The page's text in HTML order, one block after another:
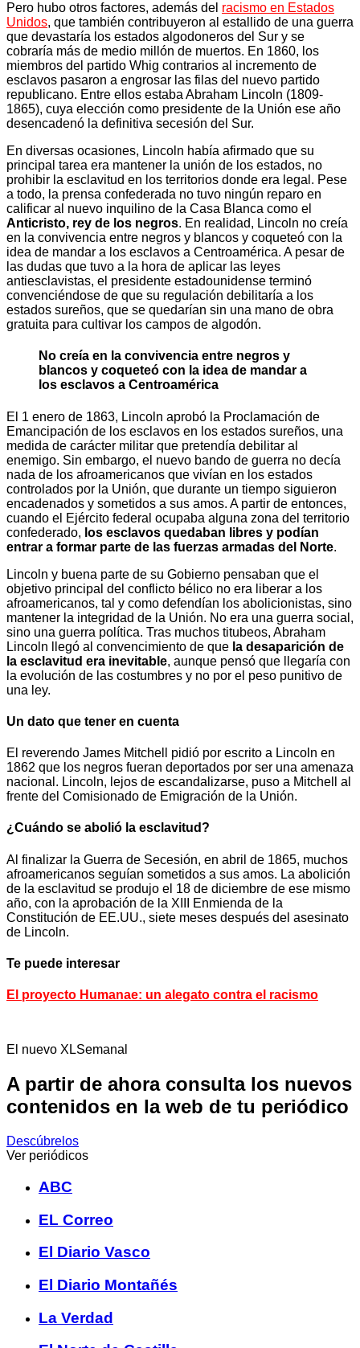
Pero hubo otros factores, además del racismo en Estados
Unidos, que también contribuyeron al estallido de una guerra
que devastaría los estados algodoneros del Sur y se
cobraría más de medio millón de muertos. En 1860, los
miembros del partido Whig contrarios al incremento de
esclavos pasaron a engrosar las filas del nuevo partido
republicano. Entre ellos estaba Abraham Lincoln (1809-
1865), cuya elección como presidente de la Unión ese año
desencadenó la definitiva secesión del Sur.
En diversas ocasiones, Lincoln había afirmado que su
principal tarea era mantener la unión de los estados, no
prohibir la esclavitud en los territorios donde era legal. Pese
a todo, la prensa confederada no tuvo ningún reparo en
calificar al nuevo inquilino de la Casa Blanca como el
Anticristo, rey de los negros. En realidad, Lincoln no creía
en la convivencia entre negros y blancos y coqueteó con la
idea de mandar a los esclavos a Centroamérica. A pesar de
las dudas que tuvo a la hora de aplicar las leyes
antiesclavistas, el presidente estadounidense terminó
convenciéndose de que su regulación debilitaría a los
estados sureños, que se quedarían sin una mano de obra
gratuita para cultivar los campos de algodón.
No creía en la convivencia entre negros y
blancos y coqueteó con la idea de mandar a
los esclavos a Centroamérica
El 1 enero de 1863, Lincoln aprobó la Proclamación de
Emancipación de los esclavos en los estados sureños, una
medida de carácter militar que pretendía debilitar al
enemigo. Sin embargo, el nuevo bando de guerra no decía
nada de los afroamericanos que vivían en los estados
controlados por la Unión, que durante un tiempo siguieron
encadenados y sometidos a sus amos. A partir de entonces,
cuando el Ejército federal ocupaba alguna zona del territorio
confederado, los esclavos quedaban libres y podían
entrar a formar parte de las fuerzas armadas del Norte.
Lincoln y buena parte de su Gobierno pensaban que el
objetivo principal del conflicto bélico no era liberar a los
afroamericanos, tal y como defendían los abolicionistas, sino
mantener la integridad de la Unión. No era una guerra social,
sino una guerra política. Tras muchos titubeos, Abraham
Lincoln llegó al convencimiento de que la desaparición de
la esclavitud era inevitable, aunque pensó que llegaría con
la evolución de las costumbres y no por el peso punitivo de
una ley.
Un dato que tener en cuenta
El reverendo James Mitchell pidió por escrito a Lincoln en
1862 que los negros fueran deportados por ser una amenaza
nacional. Lincoln, lejos de escandalizarse, puso a Mitchell al
frente del Comisionado de Emigración de la Unión.
¿Cuándo se abolió la esclavitud?
Al finalizar la Guerra de Secesión, en abril de 1865, muchos
afroamericanos seguían sometidos a sus amos. La abolición
de la esclavitud se produjo el 18 de diciembre de ese mismo
año, con la aprobación de la XIII Enmienda de la
Constitución de EE.UU., siete meses después del asesinato
de Lincoln.
Te puede interesar
El proyecto Humanae: un alegato contra el racismo
El nuevo XLSemanal
A partir de ahora consulta los nuevos
contenidos en la web de tu periódico
Descúbrelos
Ver periódicos
ABC
EL Correo
El Diario Vasco
El Diario Montañés
La Verdad